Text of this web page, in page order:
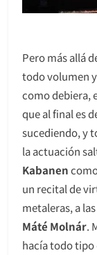
Pero más allá
todo volumen
como debiera,
que al final es
sucediendo, y
la actuación
Kabanen
un recital de
metaleras, a
Máté Molnár.
hacía todo